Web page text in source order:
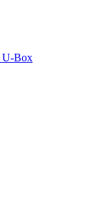
U-Box